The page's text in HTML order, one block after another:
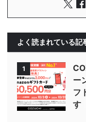
よく読まれている記
1
ー
フ
す